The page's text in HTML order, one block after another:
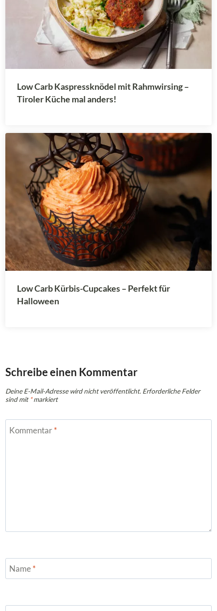
Low Carb Kaspressknödel mit Rahmwirsing –
Tiroler Küche mal anders!
Low Carb Kürbis-Cupcakes – Perfekt für
Halloween
Schreibe einen Kommentar
Deine E-Mail-Adresse wird nicht veröffentlicht. Erforderliche Felder
sind mit*markiert
Kommentar*
Name*